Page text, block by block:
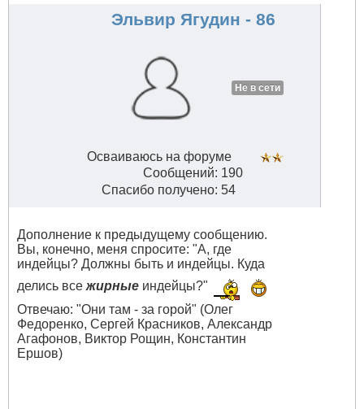
Эльвир Ягудин - 86
Не в сети
Осваиваюсь на форуме
Сообщений: 190
Спасибо получено: 54
Дополнение к предыдущему сообщению.
Вы, конечно, меня спросите: "А, где
индейцы? Должны быть и индейцы. Куда
делись всежирные индейцы?"
Отвечаю: "Они там - за горой" (Олег
Федоренко, Сергей Красников, Александр
Агафонов, Виктор Рощин, Константин
Ершов)